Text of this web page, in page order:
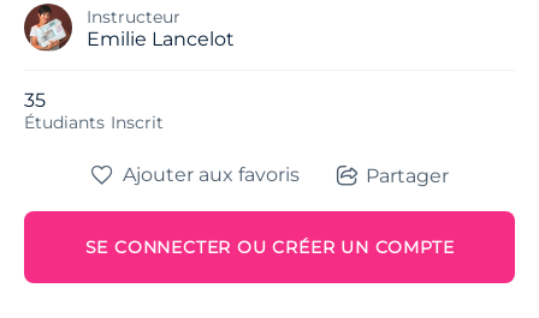
Instructeur
Emilie Lancelot
35
Étudiants Inscrit
Ajouter aux favoris Partager
SE CONNECTER OU CRÉER UN COMPTE